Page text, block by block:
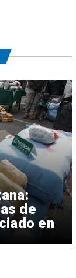
de
en